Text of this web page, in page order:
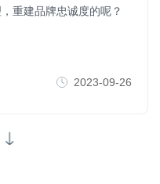
重建品牌忠诚度的呢？
2023-09-26